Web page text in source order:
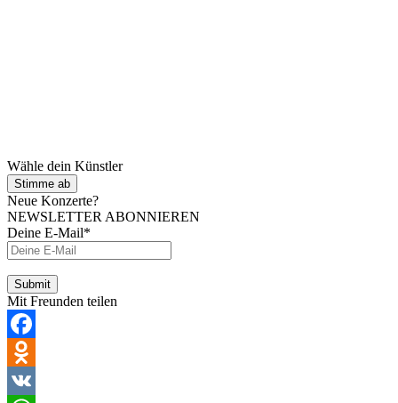
Wähle dein Künstler
Stimme ab
Neue Konzerte?
NEWSLETTER ABONNIEREN
Deine E-Mail*
Mit Freunden teilen
Facebook
Odnoklassniki